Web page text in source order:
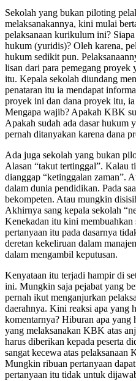
Sekolah yang bukan piloting
melaksanakannya, kini mulai
pelaksanaan kurikulum ini?
hukum (yuridis)? Oleh karena,
hukum sedikit pun.
lisan dari para pemegang proyek
itu. Kepala sekolah diundang
penataran itu ia mendapat
proyek ini dan dana proyek itu,
Mengapa wajib? Apakah KBK
Apakah sudah ada dasar hukum
pernah ditanyakan karena dana
Ada juga sekolah yang bukan
Alasan “takut tertinggal”. Kalau
dianggap “ketinggalan zaman”.
dalam dunia pendidikan. Pada
bekompeten. Atau mungkin
Akhirnya sang kepala sekolah
Kenekadan itu kini membuahkan
pertanyaan itu pada dasarnya
deretan kekeliruan dalam
dalam mengambil keputusan.
Kenyataan itu terjadi hampir di
ini. Mungkin saja pejabat yang
pernah ikut menganjurkan
daerahnya. Kini reaksi apa yang
komentarnya? Hiburan apa yang
yang melaksanakan KBK atas
harus diberikan kepada peserta
sangat kecewa atas
Mungkin ribuan pertanyaan
pertanyaan itu tidak untuk